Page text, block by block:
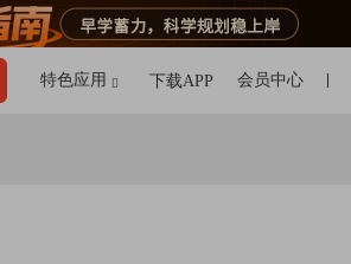
特色应用 下载APP 会员中心